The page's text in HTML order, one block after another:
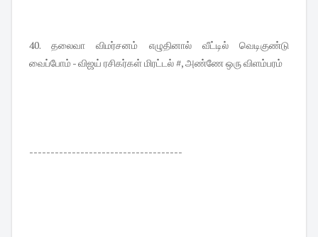
40. தலைவா விமர்சனம் எழுதினால் வீட்டில் வெடிகுண்டு
வைப்போம் - விஜய் ரசிகர்கள் மிரட்டல் #, அண்ணே ஒரு விளம்பரம்
------------------------------------